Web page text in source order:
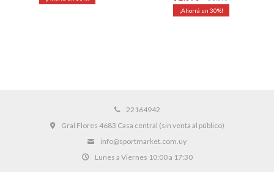
30
22164942
Gral Flores 4683 Casa central (sin venta al público)
info@sportmarket.com.uy
Lunes a Viernes 10:00 a 17:30